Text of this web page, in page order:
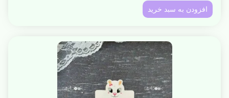
افزودن به سبد خرید